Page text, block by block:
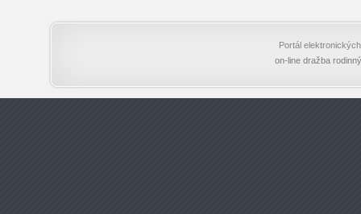
Portál
on-line dražba